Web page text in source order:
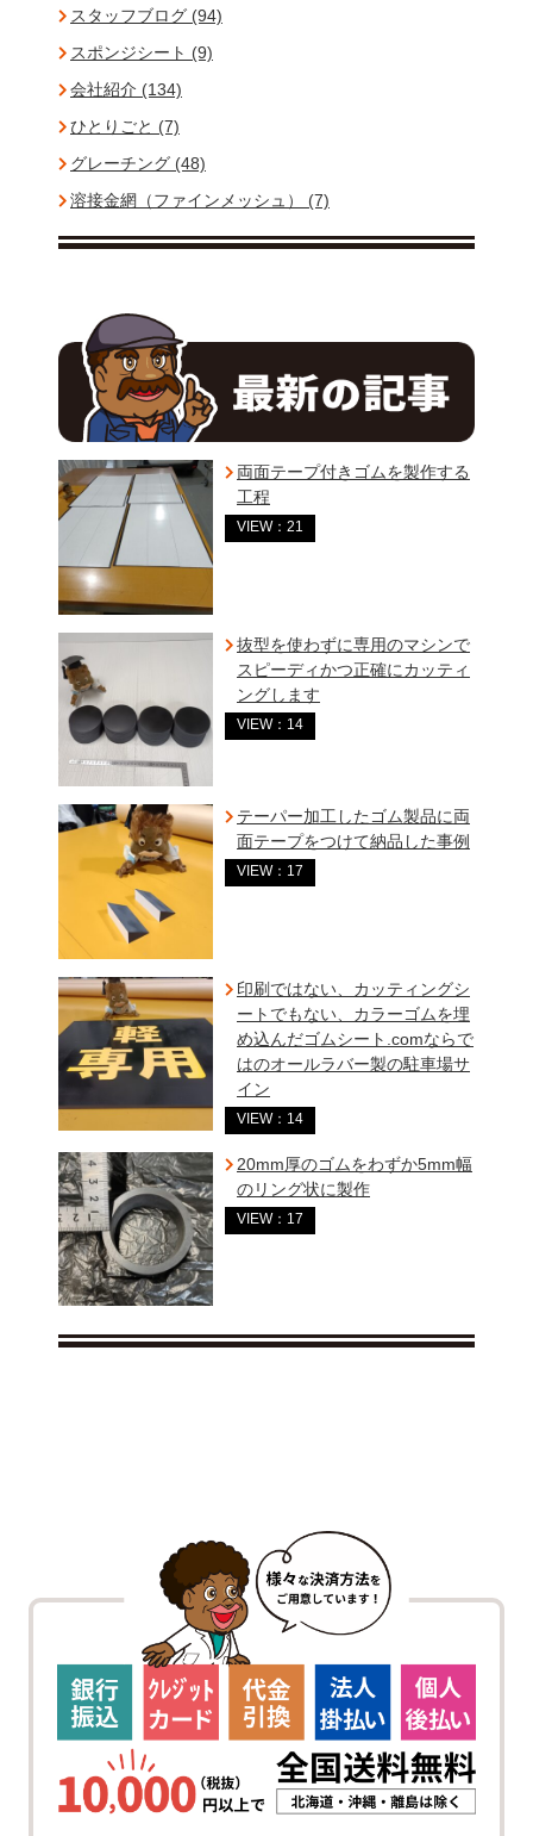
スタッフブログ (94)
スポンジシート (9)
会社紹介 (134)
ひとりごと (7)
グレーチング (48)
溶接金網（ファインメッシュ） (7)
両面テープ付きゴムを製作する
工程
VIEW：21
抜型を使わずに専用のマシンで
スピーディかつ正確にカッティ
ングします
VIEW：14
テーパー加工したゴム製品に両
面テープをつけて納品した事例
VIEW：17
印刷ではない、カッティングシ
ートでもない、カラーゴムを埋
め込んだゴムシート.comならで
はのオールラバー製の駐車場サ
イン
VIEW：14
20mm厚のゴムをわずか5mm幅
のリング状に製作
VIEW：17